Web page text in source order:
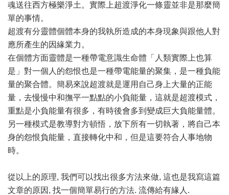
魂送往西方極樂淨土。實際上超渡淨化一條靈並非是那麼簡
單的事情。
超渡有分靈體個體本身的我執所造成的本身現象與跟他人對
應所產生的因緣業力。
在個體方面靈體是一種帶電意識生命體「人類實際上也算
是」對一個人的怨恨也是一種帶電能量的聚集，是一種負能
量的聚合體。簡易來說超渡就是運用自己身上大量的正能
量，去慢慢中和撫平一點點的小負能量，這就是超渡模式，
重點是小負能量有很多，有時後會多到變成巨大負能量體。
另一種模式是教導對方頓悟，放下所有一切執著，將自己本
身的怨恨負能量，直接轉化中和，但是這要符合人事地物
時。
從以上的原理, 我們可以找出很多方法來做, 這也是我寫這篇
文章的原因, 找一個簡單易行的方法. 流傳給有緣人.